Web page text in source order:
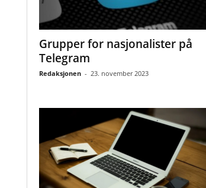
Grupper for nasjonalister på
Telegram
Redaksjonen - 23. november 2023